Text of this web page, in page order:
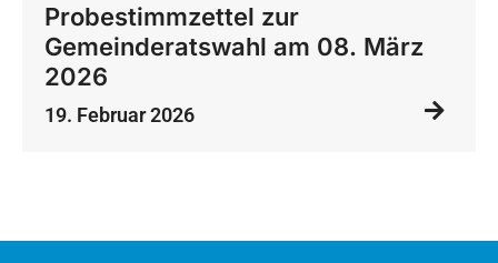
Probestimmzettel zur
Gemeinderatswahl am 08. März
2026
19. Februar 2026